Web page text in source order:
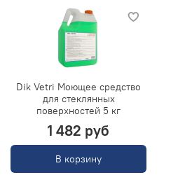
Dik Vetri Моющее средство
для стеклянных
поверхностей 5 кг
1 482 руб
В корзину